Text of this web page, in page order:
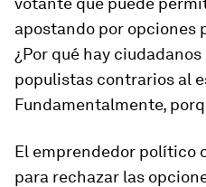
apostando por opciones
¿Por qué hay
populistas contrarios al
Fundamentalmente,
El emprendedor político
para rechazar las